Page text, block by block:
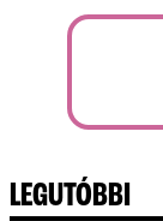
LEGUTÓBBI